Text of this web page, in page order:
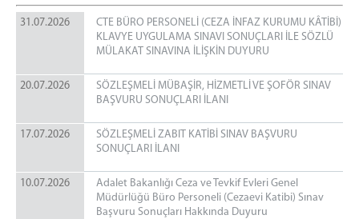
Ceza İnfaz Kurumlarımız
Doğubayazıt T Tipi Kapalı ve Açık Ceza İnfaz
Adli Destek ve Mağdur Hizmetleri Müdürlüğü
Faaliyet Raporları
BAŞSAVCILIK
Cumhuriyet Başsavcısı
Cumhuriyet Savcıları
C.Başsavcılığı Birimleri
31.07.2026
CTE BÜRO PERSONELİ (CEZA İNFAZ KURUMU KÂTİBİ)
KLAVYE UYGULAMA SINAVI SONUÇLARI İLE SÖZLÜ
MÜLAKAT SINAVINA İLİŞKİN DUYURU
20.07.2026
SÖZLEŞMELİ MÜBAŞİR, HİZMETLİ VE ŞOFÖR SINAV
BAŞVURU SONUÇLARI İLANI
17.07.2026
SÖZLEŞMELİ ZABIT KATİBİ SINAV BAŞVURU
SONUÇLARI İLANI
10.07.2026
Adalet Bakanlığı Ceza ve Tevkif Evleri Genel
Müdürlüğü Büro Personeli (Cezaevi Katibi) Sınav
Başvuru Sonuçları Hakkında Duyuru